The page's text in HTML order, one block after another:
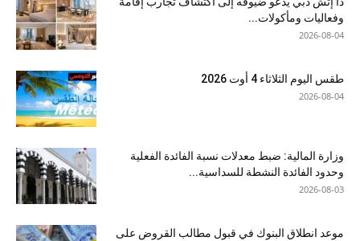
وفعاليات ومأكولات...
2026-08-04
طقس اليوم الثلاثاء 4 أوت 2026
2026-08-04
وزارة المالية: ضبط معدلات نسبة الفائدة الفعلية
وحدود الفائدة النشطة للسداسية...
2026-08-03
موعد انطلاق البنوك في قبول مطالب القروض على